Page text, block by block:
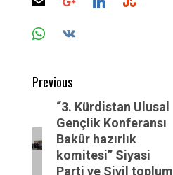
Post
navigation
Previous
Previous
post:
“3. Kürdistan Ulusal
Gençlik Konferansı
Bakûr hazırlık
komitesi” Siyasi
Parti ve Sivil toplum